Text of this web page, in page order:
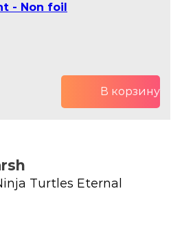
- Non foil
В корзину
Turtles Eternal